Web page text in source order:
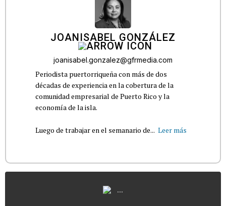
JOANISABEL GONZÁLEZ
joanisabel.gonzalez@gfrmedia.com
Periodista puertorriqueña con más de dos
décadas de experiencia en la cobertura de la
comunidad empresarial de Puerto Rico y la
economía de la isla.
Luego de trabajar en el semanario de... Leer más
...